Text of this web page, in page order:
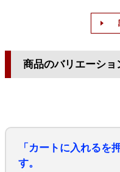
商品のバリエーショ
「カートに入れるを
す。